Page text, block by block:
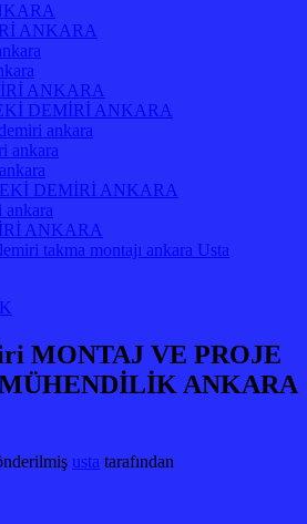
ANKARA
ANKARA
DEMİRİ ANKARA
ankara
ankara
DEMİRİ ANKARA
ANKARA
takma montajı ankara Usta
MONTAJ VE PROJE
ANKARA
usta tarafından